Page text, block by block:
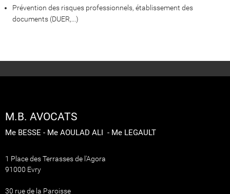
Prévention des risques professionnels, établissement des
documents (DUER,...)
M.B. AVOCATS
Me BESSE - Me AOULAD ALI - Me LEGAULT
1 Place des Terrasses de l'Agora
91000 Evry
30 rue de la Paroisse